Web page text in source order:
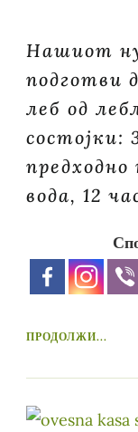
Нашиот
подготви
леб од
состојки:
вода, 12
ПРОДОЛЖИ...